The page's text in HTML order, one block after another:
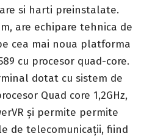
si harti preinstalate.
are echipare tehnica de
cea mai noua platforma
cu procesor quad-core.
dotat cu sistem de
Quad core 1,2GHz,
şi permite permite
de telecomunicaţii, fiind